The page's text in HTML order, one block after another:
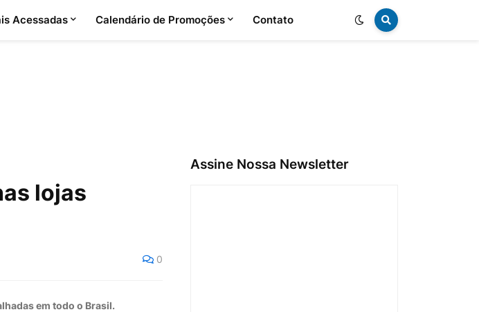
Acessadas Calendário de Promoções Contato
lojas
0
em todo o Brasil.
Assine Nossa Newsletter